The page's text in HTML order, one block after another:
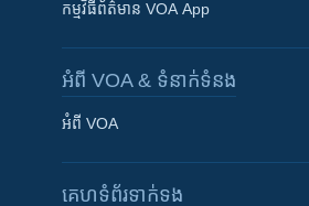
កម្មវិធី​ព័ត៌មាន VOA App
អំពី​ VOA & ទំនាក់ទំនង
អំពី​ VOA
គេហទំព័រ​​ទាក់ទង